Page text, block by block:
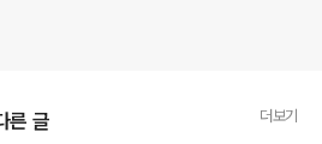
른 글 더보기